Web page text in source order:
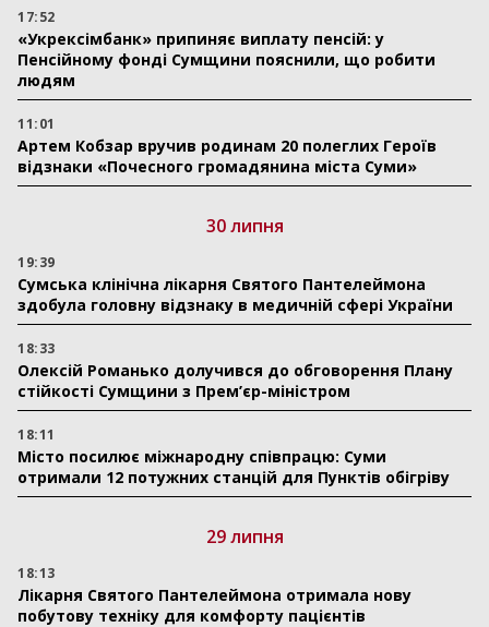
17:52
«Укрексімбанк» припиняє виплату пенсій: у
Пенсійному фонді Сумщини пояснили, що робити
людям
11:01
Артем Кобзар вручив родинам 20 полеглих Героїв
відзнаки «Почесного громадянина міста Суми»
30 липня
19:39
Сумська клінічна лікарня Святого Пантелеймона
здобула головну відзнаку в медичній сфері України
18:33
Олексій Романько долучився до обговорення Плану
стійкості Сумщини з Прем’єр-міністром
18:11
Місто посилює міжнародну співпрацю: Суми
отримали 12 потужних станцій для Пунктів обігріву
29 липня
18:13
Лікарня Святого Пантелеймона отримала нову
побутову техніку для комфорту пацієнтів